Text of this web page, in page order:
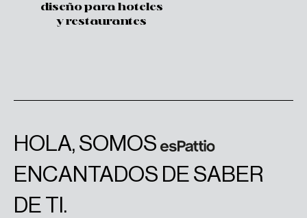
diseño para hoteles
y restaurantes
HOLA, SOMOS
ENCANTADOS DE SABER
DE TI.